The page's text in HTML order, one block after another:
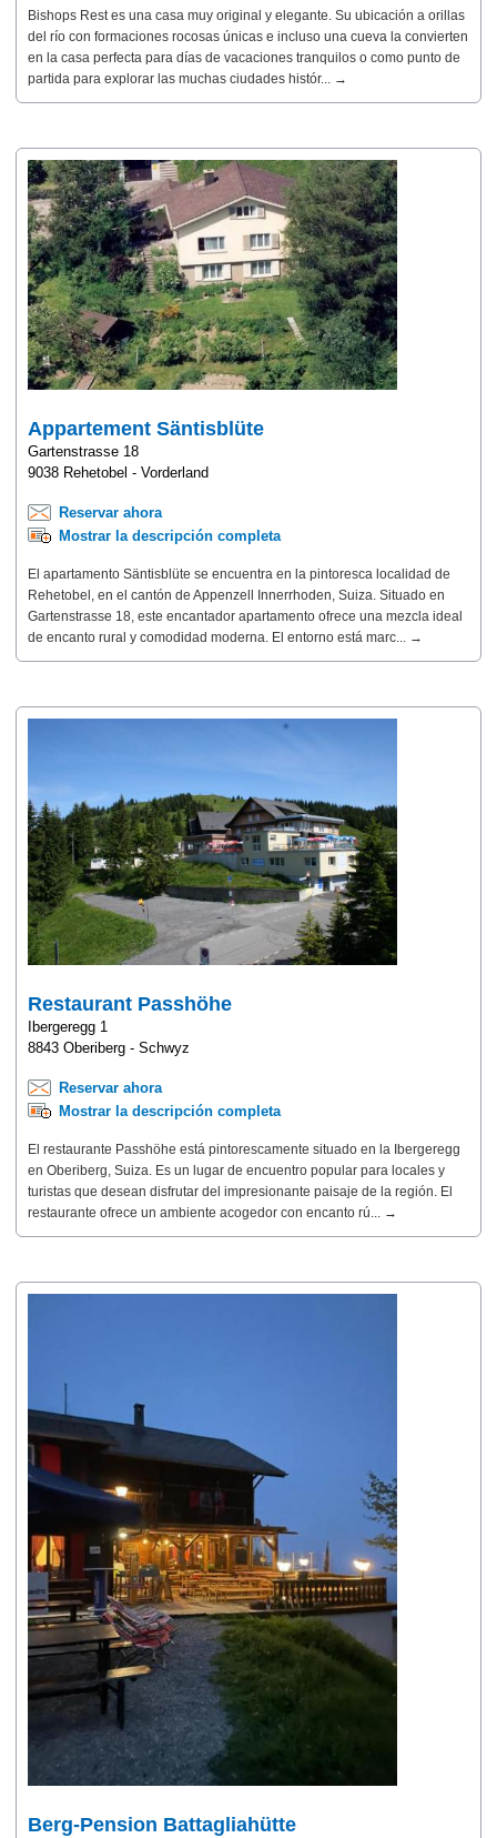
Bishops Rest es una casa muy original y elegante. Su ubicación a orillas
del río con formaciones rocosas únicas e incluso una cueva la convierten
en la casa perfecta para días de vacaciones tranquilos o como punto de
partida para explorar las muchas ciudades histór... →
Appartement Säntisblüte
Gartenstrasse 18
9038 Rehetobel - Vorderland
Reservar ahora
Mostrar la descripción completa
El apartamento Säntisblüte se encuentra en la pintoresca localidad de
Rehetobel, en el cantón de Appenzell Innerrhoden, Suiza. Situado en
Gartenstrasse 18, este encantador apartamento ofrece una mezcla ideal
de encanto rural y comodidad moderna. El entorno está marc... →
Restaurant Passhöhe
Ibergeregg 1
8843 Oberiberg - Schwyz
Reservar ahora
Mostrar la descripción completa
El restaurante Passhöhe está pintorescamente situado en la Ibergeregg
en Oberiberg, Suiza. Es un lugar de encuentro popular para locales y
turistas que desean disfrutar del impresionante paisaje de la región. El
restaurante ofrece un ambiente acogedor con encanto rú... →
Berg-Pension Battagliahütte